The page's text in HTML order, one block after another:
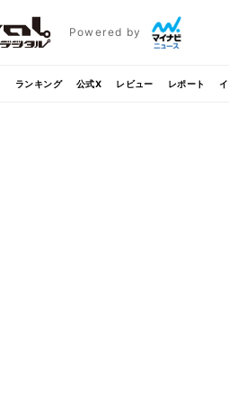
Powered by
ランキング 公式X レビュー レポート